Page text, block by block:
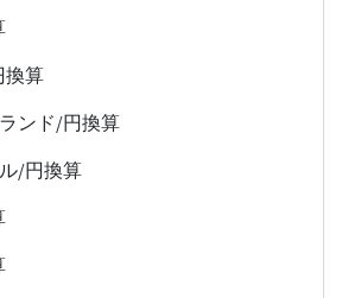
換算
ンド/円換算
/円換算